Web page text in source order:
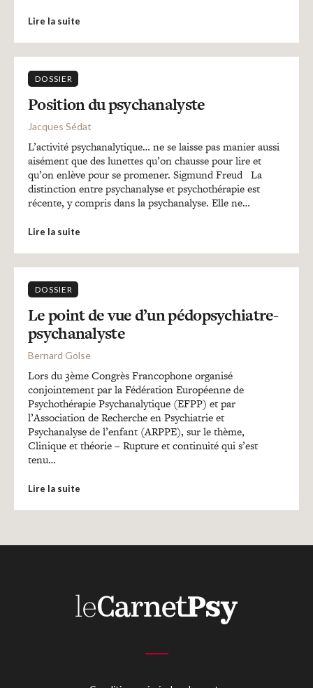
Lire la suite
DOSSIER
Position du psychanalyste
Jacques Sédat
L’activité psychanalytique… ne se laisse pas manier aussi
aisément que des lunettes qu’on chausse pour lire et
qu’on enlève pour se promener. Sigmund Freud La
distinction entre psychanalyse et psychothérapie est
récente, y compris dans la psychanalyse. Elle ne…
Lire la suite
DOSSIER
Le point de vue d’un pédopsychiatre-
psychanalyste
Bernard Golse
Lors du 3ème Congrès Francophone organisé
conjointement par la Fédération Européenne de
Psychothérapie Psychanalytique (EFPP) et par
l’Association de Recherche en Psychiatrie et
Psychanalyse de l’enfant (ARPPE), sur le thème,
Clinique et théorie – Rupture et continuité qui s’est
tenu…
Lire la suite